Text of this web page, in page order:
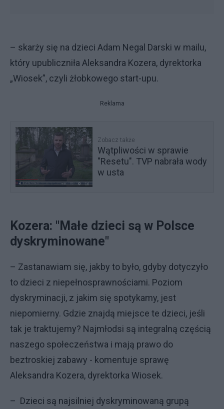
– skarży się na dzieci Adam Negal Darski w mailu,
który upubliczniła Aleksandra Kozera, dyrektorka
„Wiosek”, czyli żłobkowego start-upu.
Reklama
Zobacz także
Wątpliwości w sprawie
"Resetu". TVP nabrała wody
w usta
Kozera: "Małe dzieci są w Polsce
dyskryminowane"
– Zastanawiam się, jakby to było, gdyby dotyczyło
to dzieci z niepełnosprawnościami. Poziom
dyskryminacji, z jakim się spotykamy, jest
niepomierny. Gdzie znajdą miejsce te dzieci, jeśli
tak je traktujemy? Najmłodsi są integralną częścią
naszego społeczeństwa i mają prawo do
beztroskiej zabawy - komentuje sprawę
Aleksandra Kozera, dyrektorka Wiosek.
– Dzieci są najsilniej dyskryminowaną grupą